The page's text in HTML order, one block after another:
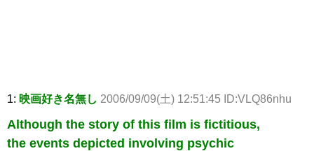
1: 映画好き名無し 2006/09/09(土) 12:51:45 ID:VLQ86nhu
Although the story of this film is fictitious,
the events depicted involving psychic